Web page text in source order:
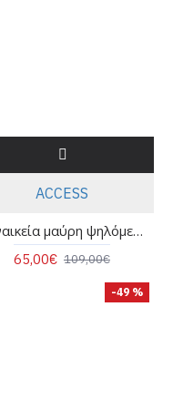
ACCESS
Γυναικεία μαύρη ψηλόμεση φαρδιά παντελόνα - Access 44-5050
65,00€ 109,00€
-49 %